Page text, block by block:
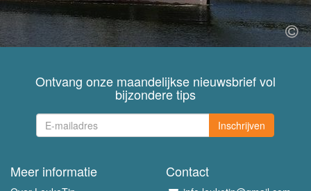
Ontvang onze maandelijkse nieuwsbrief vol
bijzondere tips
Inschrijven
Meer informatie Contact